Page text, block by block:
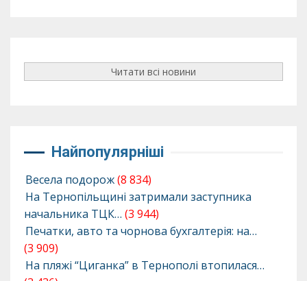
Читати всі новини
Найпопулярніші
Весела подорож(8 834)
На Тернопільщині затримали заступника
начальника ТЦК… (3 944)
Печатки, авто та чорнова бухгалтерія: на…
(3 909)
На пляжі “Циганка” в Тернополі втопилася…